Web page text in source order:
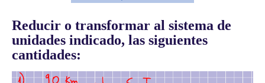
Reducir o transformar al sistema de
unidades indicado, las siguientes
cantidades: